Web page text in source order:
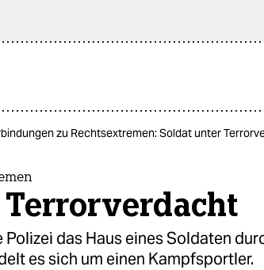
zu Rechtsextremen: Soldat unter
das Haus eines Soldaten
es sich um einen Kampfsportler.